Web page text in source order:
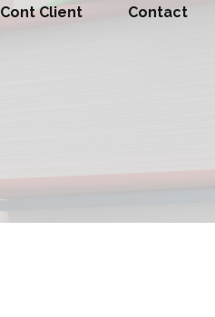
Cont Client Contact